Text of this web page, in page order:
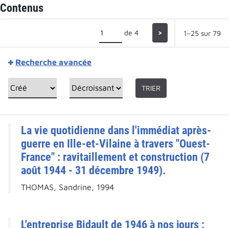
Contenus
de 4 > 1–25 sur 79
Recherche avancée
TRIER
La vie quotidienne dans l'immédiat après-
guerre en Ille-et-Vilaine à travers "Ouest-
France" : ravitaillement et construction (7
août 1944 - 31 décembre 1949).
THOMAS, Sandrine, 1994
L'entreprise Bidault de 1946 à nos jours :